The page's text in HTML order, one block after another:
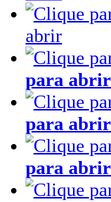
abrir
para abrir
para abrir
para abrir